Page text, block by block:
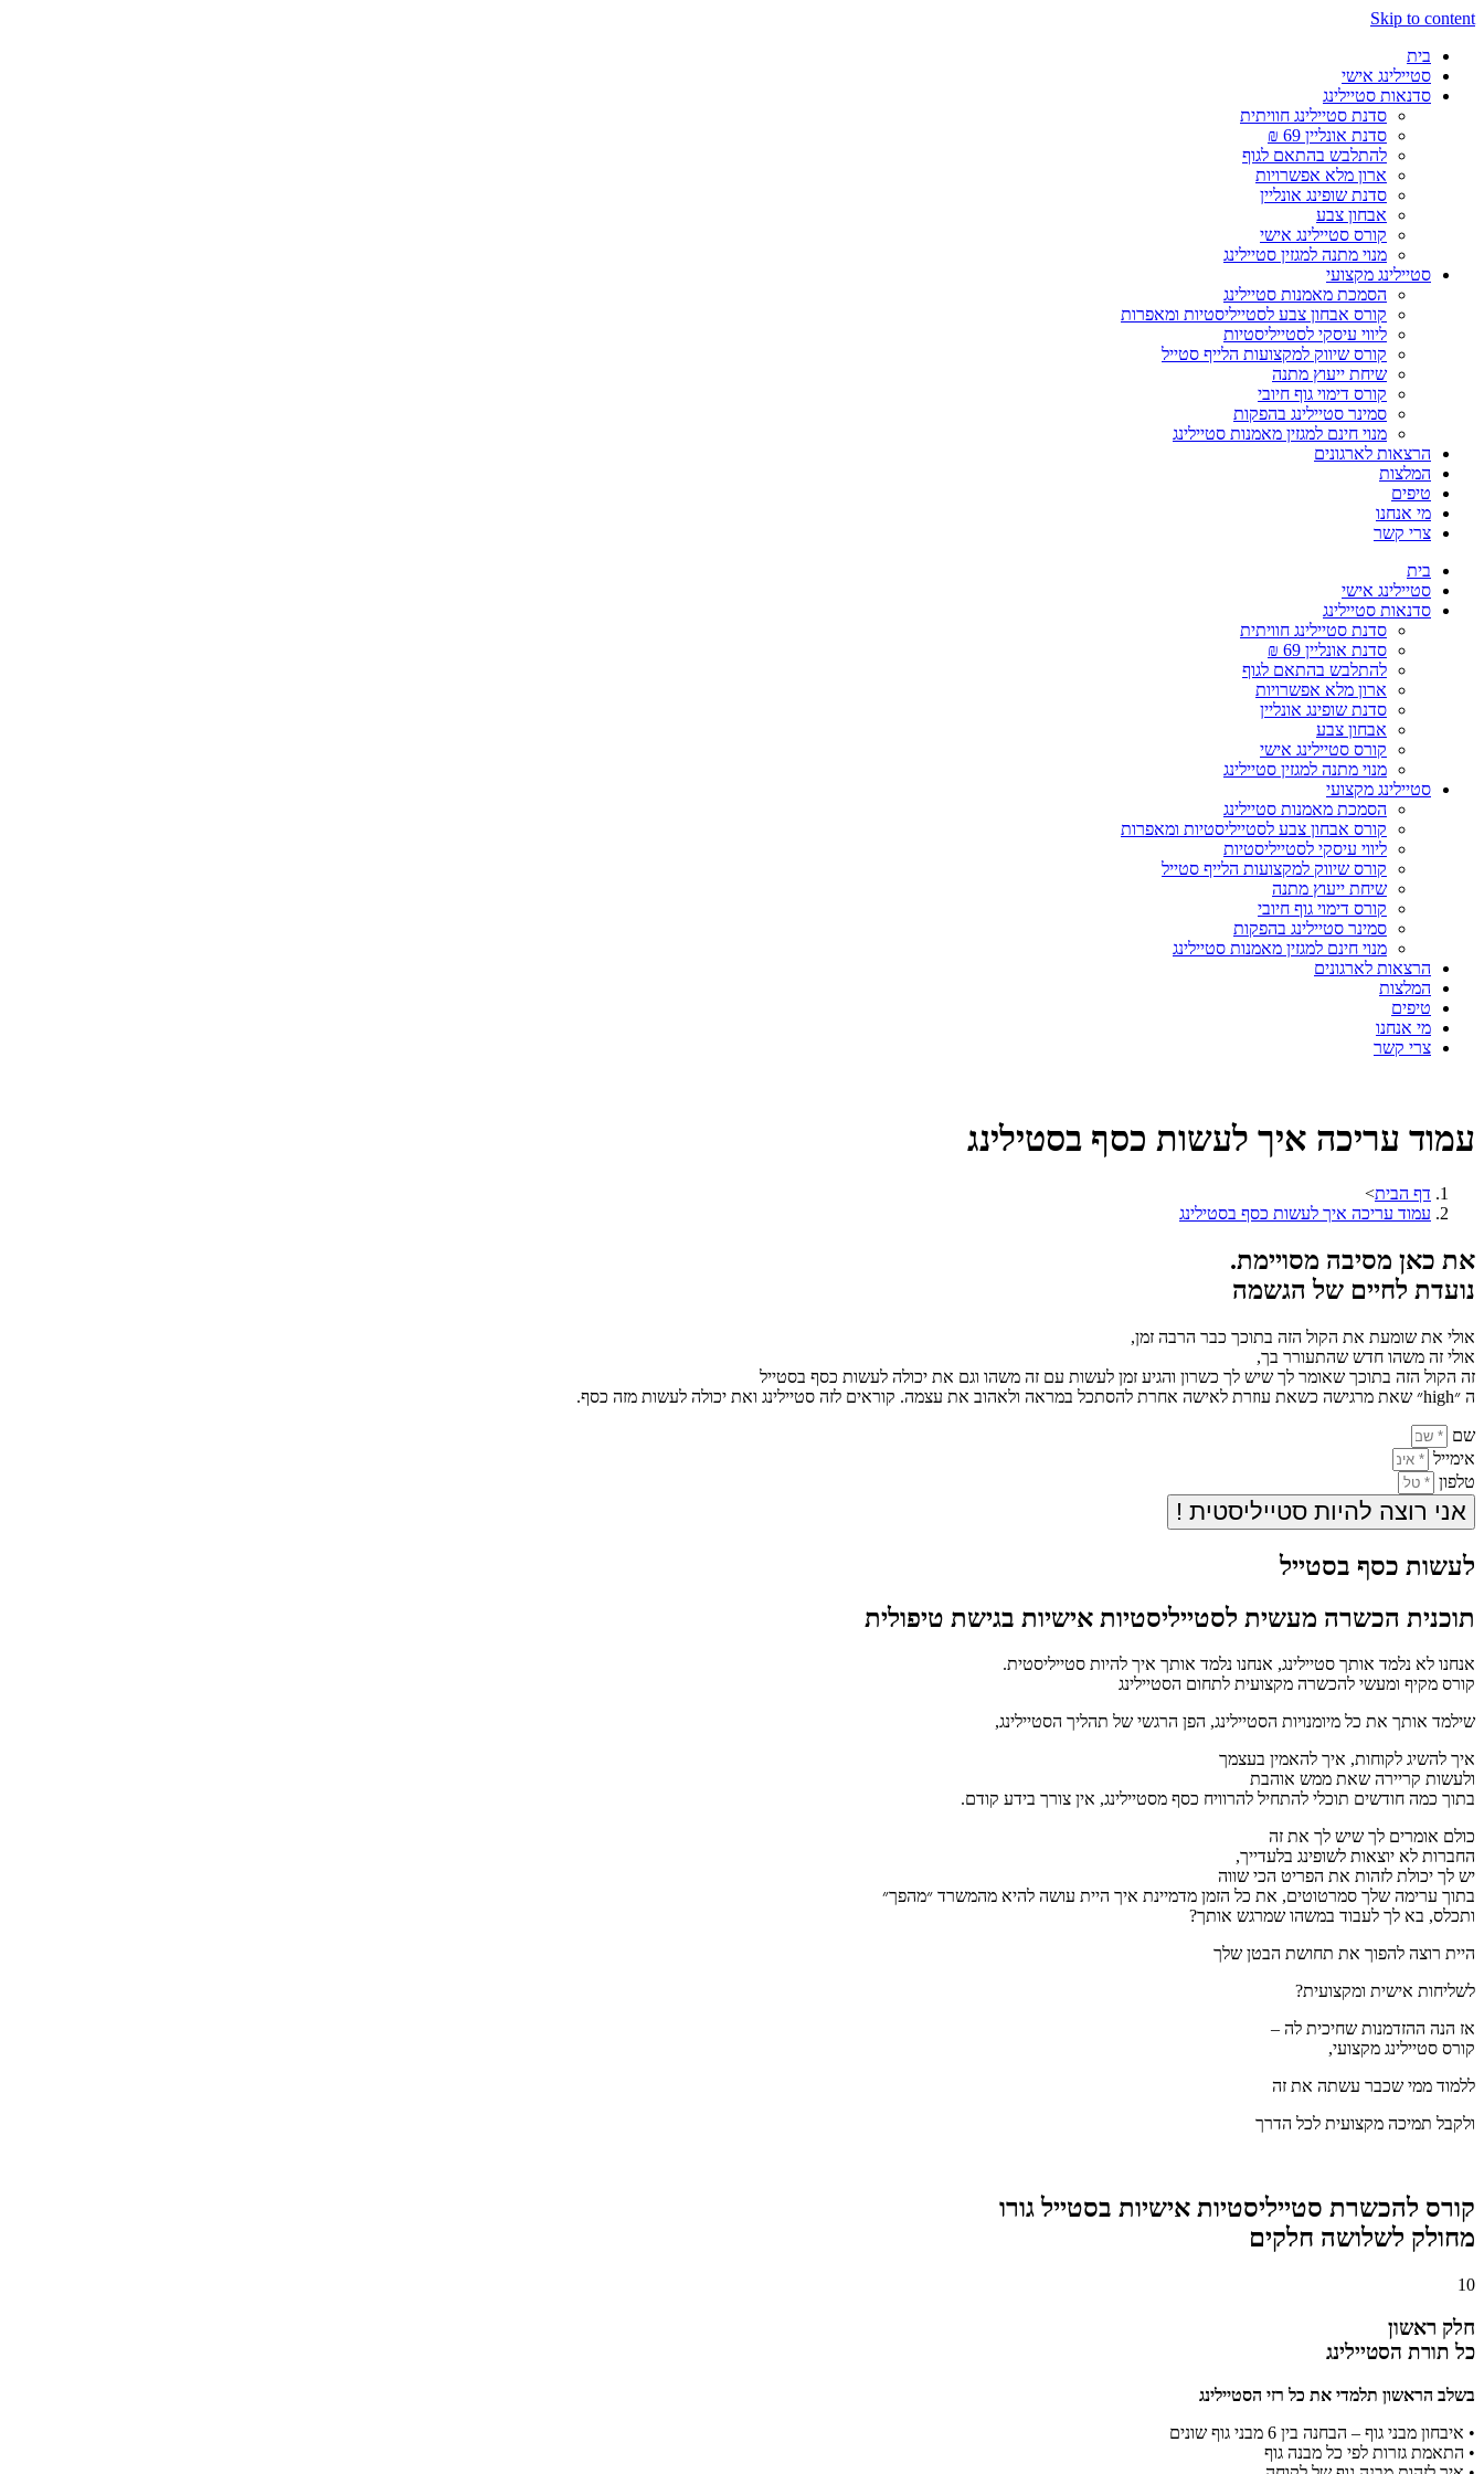
Skip to content
בית
סטיילינג אישי
סדנאות סטיילינג
סדנת סטיילינג חוויתית
סדנת אונליין 69 ₪
להתלבש בהתאם לגוף
ארון מלא אפשרויות
סדנת שופינג אונליין
אבחון צבע
קורס סטיילינג אישי
מנוי מתנה למגזין סטיילינג
סטיילינג מקצועי
הסמכת מאמנות סטיילינג
קורס אבחון צבע לסטייליסטיות ומאפרות
ליווי עיסקי לסטייליסטיות
קורס שיווק למקצועות הלייף סטייל
שיחת ייעוץ מתנה
קורס דימוי גוף חיובי
סמינר סטיילינג בהפקות
מנוי חינם למגזין מאמנות סטיילינג
הרצאות לארגונים
המלצות
טיפים
מי אנחנו
צרי קשר
בית
סטיילינג אישי
סדנאות סטיילינג
סדנת סטיילינג חוויתית
סדנת אונליין 69 ₪
להתלבש בהתאם לגוף
ארון מלא אפשרויות
סדנת שופינג אונליין
אבחון צבע
קורס סטיילינג אישי
מנוי מתנה למגזין סטיילינג
סטיילינג מקצועי
הסמכת מאמנות סטיילינג
קורס אבחון צבע לסטייליסטיות ומאפרות
ליווי עיסקי לסטייליסטיות
קורס שיווק למקצועות הלייף סטייל
שיחת ייעוץ מתנה
קורס דימוי גוף חיובי
סמינר סטיילינג בהפקות
מנוי חינם למגזין מאמנות סטיילינג
הרצאות לארגונים
המלצות
טיפים
מי אנחנו
צרי קשר
עמוד עריכה איך לעשות כסף בסטילינג
דף הבית>
עמוד עריכה איך לעשות כסף בסטילינג
את כאן מסיבה מסויימת.
נועדת לחיים של הגשמה
אולי את שומעת את הקול הזה בתוכך כבר הרבה זמן,
אולי זה משהו חדש שהתעורר בך,
זה הקול הזה בתוכך שאומר לך שיש לך כשרון והגיע זמן לעשות עם זה משהו וגם את יכולה לעשות כסף בסטייל
ה ״high״ שאת מרגישה כשאת עוזרת לאישה אחרת להסתכל במראה ולאהוב את עצמה. קוראים לזה סטיילינג ואת יכולה לעשות מזה כסף.
שם
אימייל
טלפון
אני רוצה להיות סטייליסטית !
לעשות כסף בסטייל
תוכנית הכשרה מעשית לסטייליסטיות אישיות בגישת טיפולית
אנחנו לא נלמד אותך סטיילינג, אנחנו נלמד אותך איך להיות סטייליסטית.
קורס מקיף ומעשי להכשרה מקצועית לתחום הסטיילינג
שילמד אותך את כל מיומנויות הסטיילינג, הפן הרגשי של תהליך הסטיילינג,
איך להשיג לקוחות, איך להאמין בעצמך
ולעשות קריירה שאת ממש אוהבת
בתוך כמה חודשים תוכלי להתחיל להרוויח כסף מסטיילינג, אין צורך בידע קודם.
כולם אומרים לך שיש לך את זה
החברות לא יוצאות לשופינג בלעדייך,
יש לך יכולת לזהות את הפריט הכי שווה
בתוך ערימה שלך סמרטוטים, את כל הזמן מדמיינת איך היית עושה להיא מהמשרד ״מהפך״
ותכלס, בא לך לעבוד במשהו שמרגש אותך?
היית רוצה להפוך את תחושת הבטן שלך
לשליחות אישית ומקצועית?
אז הנה ההזדמנות שחיכית לה –
קורס סטיילינג מקצועי,
ללמוד ממי שכבר עשתה את זה
ולקבל תמיכה מקצועית לכל הדרך
קורס להכשרת סטייליסטיות אישיות בסטייל גורו
מחולק לשלושה חלקים
10
חלק ראשון
כל תורת הסטיילינג
בשלב הראשון תלמדי את כל רזי הסטיילינג
• איבחון מבני גוף – הבחנה בין 6 מבני גוף שונים
• התאמת גזרות לפי כל מבנה גוף